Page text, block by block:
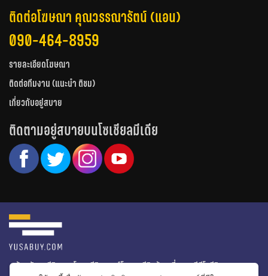
ติดต่อโฆษณา คุณวรรณารัตน์ (แอน)
090-464-8959
รายละเอียดโฆษณา
ติดต่อทีมงาน (แนะนำ ติชม)
เกี่ยวกับอยู่สบาย
ติดตามอยู่สบายบนโซเชียลมีเดีย
หน้าหลัก รีวิวคอนโด รีวิวทาวน์โฮม รีวิวบ้านเดี่ยว วีดีโอรีวิว